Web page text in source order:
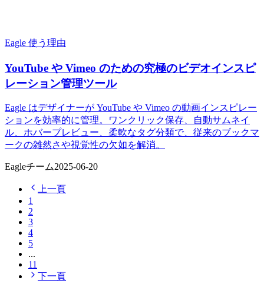
Eagle 使う理由
YouTube や Vimeo のための究極のビデオインスピ
レーション管理ツール
Eagle はデザイナーが YouTube や Vimeo の動画インスピレー
ションを効率的に管理。ワンクリック保存、自動サムネイ
ル、ホバープレビュー、柔軟なタグ分類で、従来のブックマ
ークの雑然さや視覚性の欠如を解消。
Eagleチーム2025-06-20
上一頁
1
2
3
4
5
...
11
下一頁